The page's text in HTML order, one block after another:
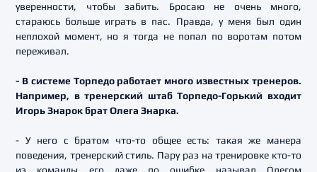
уверенности, чтобы забить. Бросаю не очень много,
стараюсь больше играть в пас. Правда, у меня был один
неплохой момент, но я тогда не попал по воротам потом
переживал.
- В системе Торпедо работает много известных тренеров.
Например, в тренерский штаб Торпедо-Горький входит
Игорь Знарок брат Олега Знарка.
- У него с братом что-то общее есть: такая же манера
поведения, тренерский стиль. Пару раз на тренировке кто-то